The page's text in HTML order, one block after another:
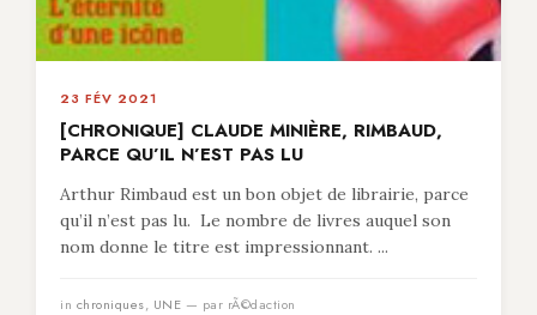
23 FÉV 2021
[CHRONIQUE] CLAUDE MINIÈRE, RIMBAUD,
PARCE QU’IL N’EST PAS LU
Arthur Rimbaud est un bon objet de librairie, parce
qu’il n’est pas lu. Le nombre de livres auquel son
nom donne le titre est impressionnant. ...
in chroniques, UNE — par rÃ©daction